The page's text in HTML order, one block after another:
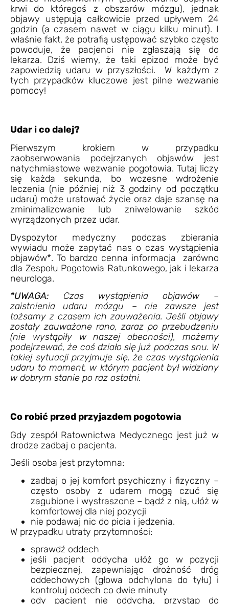
krwi do któregoś z obszarów mózgu), jednak
objawy ustępują całkowicie przed upływem 24
godzin (a czasem nawet w ciągu kilku minut). I
właśnie fakt, że potrafią ustępować szybko często
powoduje, że pacjenci nie zgłaszają się do
lekarza. Dziś wiemy, że taki epizod może być
zapowiedzią udaru w przyszłości. W każdym z
tych przypadków kluczowe jest pilne wezwanie
pomocy!
Udar i co dalej?
Pierwszym krokiem w przypadku
zaobserwowania podejrzanych objawów jest
natychmiastowe wezwanie pogotowia. Tutaj liczy
się każda sekunda, bo wczesne wdrożenie
leczenia (nie później niż 3 godziny od początku
udaru) może uratować życie oraz daje szansę na
zminimalizowanie lub zniwelowanie szkód
wyrządzonych przez udar.
Dyspozytor medyczny podczas zbierania
wywiadu może zapytać nas o czas wystąpienia
objawów*. To bardzo cenna informacja zarówno
dla Zespołu Pogotowia Ratunkowego, jak i lekarza
neurologa.
*UWAGA: Czas wystąpienia objawów –
zaistnienia udaru mózgu – nie zawsze jest
tożsamy z czasem ich zauważenia. Jeśli objawy
zostały zauważone rano, zaraz po przebudzeniu
(nie wystąpiły w naszej obecności), możemy
podejrzewać, że coś działo się już podczas snu. W
takiej sytuacji przyjmuje się, że czas wystąpienia
udaru to moment, w którym pacjent był widziany
w dobrym stanie po raz ostatni.
Co robić przed przyjazdem pogotowia
Gdy zespół Ratownictwa Medycznego jest już w
drodze zadbaj o pacjenta.
Jeśli osoba jest przytomna:
zadbaj o jej komfort psychiczny i fizyczny –
często osoby z udarem mogą czuć się
zagubione i wystraszone – bądź z nią, ułóż w
komfortowej dla niej pozycji
nie podawaj nic do picia i jedzenia.
W przypadku utraty przytomności:
sprawdź oddech
jeśli pacjent oddycha ułóż go w pozycji
bezpiecznej, zapewniając drożność dróg
oddechowych (głowa odchylona do tyłu) i
kontroluj oddech co dwie minuty
gdy pacjent nie oddycha, przystąp do